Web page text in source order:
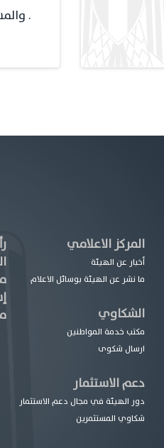
والمشاكل التى تواجههم .
المركز الاعلامي
أخبار عن الهيئة
ما نشر عن الهيئة بوسائل الاعلام
الشكاوي
مكتب خدمة المواطنين
ارسال شكوى
دعم الاستثمار
دور الهيئة في مجال دعم الاستثمار
شكاوي المستثمرين